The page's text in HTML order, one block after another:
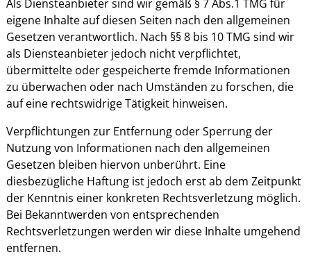
Als Diensteanbieter sind wir gemäß § 7 Abs.1 TMG für
eigene Inhalte auf diesen Seiten nach den allgemeinen
Gesetzen verantwortlich. Nach §§ 8 bis 10 TMG sind wir
als Diensteanbieter jedoch nicht verpflichtet,
übermittelte oder gespeicherte fremde Informationen
zu überwachen oder nach Umständen zu forschen, die
auf eine rechtswidrige Tätigkeit hinweisen.
Verpflichtungen zur Entfernung oder Sperrung der
Nutzung von Informationen nach den allgemeinen
Gesetzen bleiben hiervon unberührt. Eine
diesbezügliche Haftung ist jedoch erst ab dem Zeitpunkt
der Kenntnis einer konkreten Rechtsverletzung möglich.
Bei Bekanntwerden von entsprechenden
Rechtsverletzungen werden wir diese Inhalte umgehend
entfernen.